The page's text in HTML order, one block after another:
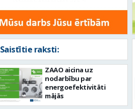
Saistītie raksti:
ZAAO aicina uz
nodarbību par
energoefektivitāti
mājās